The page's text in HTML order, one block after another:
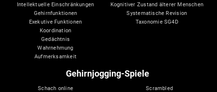
Intellektuelle Einschränkungen
Gehirnfunktionen
Exekutive Funktionen
Koordination
Gedächtnis
Wahrnehmung
Aufmerksamkeit
Kognitiver Zustand älterer Menschen
Systematische Revision
Taxonomie SG4D
Gehirnjogging-Spiele
Schach online
Scrambled